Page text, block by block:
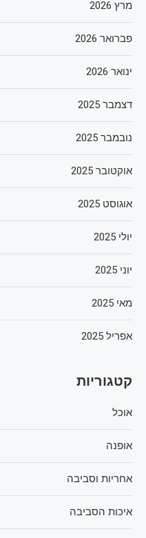
מרץ 2026
פברואר 2026
ינואר 2026
דצמבר 2025
נובמבר 2025
אוקטובר 2025
אוגוסט 2025
יולי 2025
יוני 2025
מאי 2025
אפריל 2025
קטגוריות
אוכל
אופנה
אחריות וסביבה
איכות הסביבה